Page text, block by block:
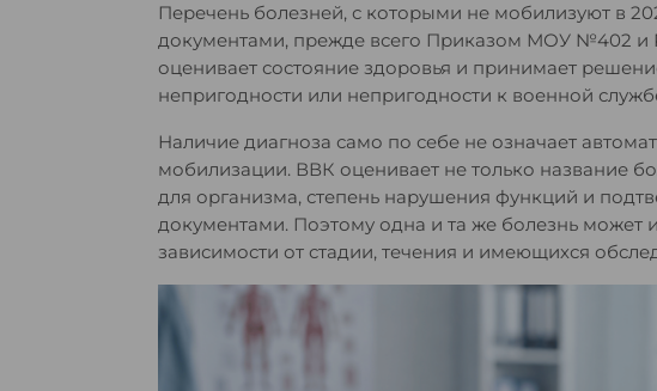
Перечень болезней, с которыми не мобилизуют в
документами, прежде всего Приказом МОУ №402 и
оценивает состояние здоровья и принимает
непригодности или непригодности к военной
Наличие диагноза само по себе не означает
мобилизации. ВВК оценивает не только название
для организма, степень нарушения функций и
документами. Поэтому одна и та же болезнь может
зависимости от стадии, течения и имеющихся